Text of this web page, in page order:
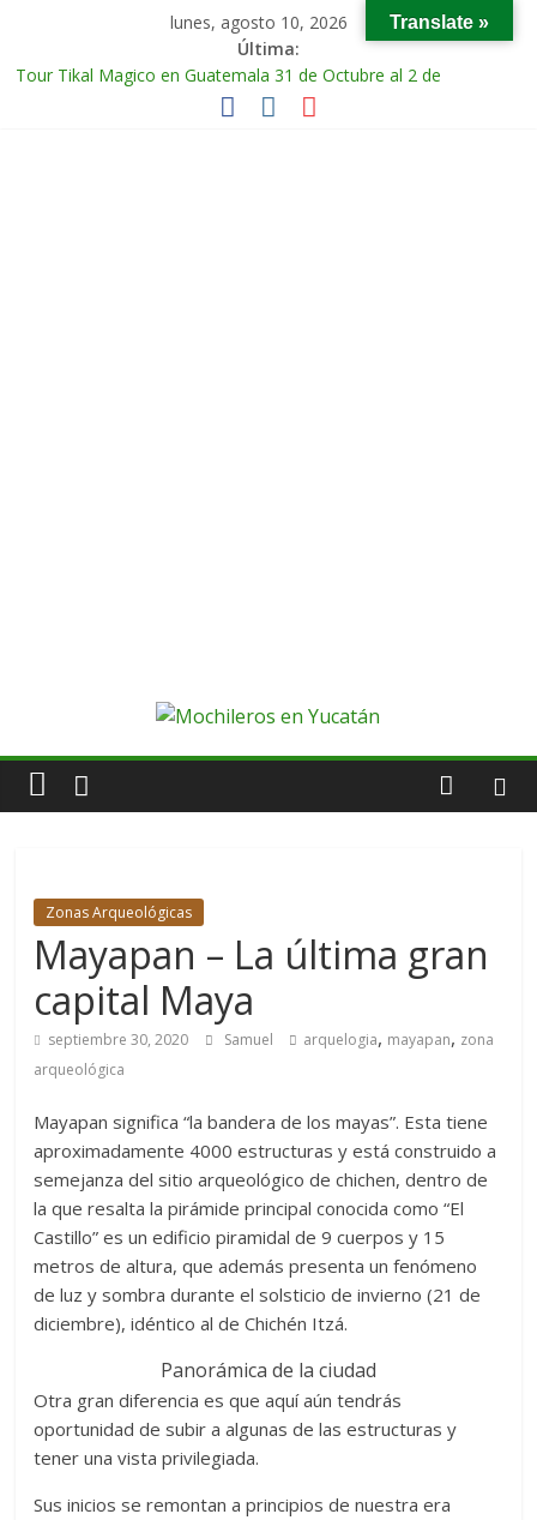
lunes, agosto 10, 2026
Última:
Tour Tikal Magico en Guatemala 31 de Octubre al 2 de
Zonas Arqueológicas
Mayapan – La última gran
capital Maya
septiembre 30, 2020 Samuel arquelogia, mayapan, zona
arqueológica
Mayapan significa “la bandera de los mayas”. Esta tiene
aproximadamente 4000 estructuras y está construido a
semejanza del sitio arqueológico de chichen, dentro de
la que resalta la pirámide principal conocida como “El
Castillo” es un edificio piramidal de 9 cuerpos y 15
metros de altura, que además presenta un fenómeno
de luz y sombra durante el solsticio de invierno (21 de
diciembre), idéntico al de Chichén Itzá.
Panorámica de la ciudad
Otra gran diferencia es que aquí aún tendrás
oportunidad de subir a algunas de las estructuras y
tener una vista privilegiada.
Sus inicios se remontan a principios de nuestra era
Translate »